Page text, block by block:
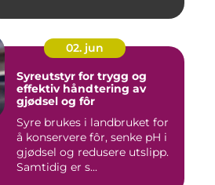
02. jun
Syreutstyr for trygg og
effektiv håndtering av
gjødsel og fôr
Syre brukes i landbruket for
å konservere fôr, senke pH i
gjødsel og redusere utslipp.
Samtidig er s...